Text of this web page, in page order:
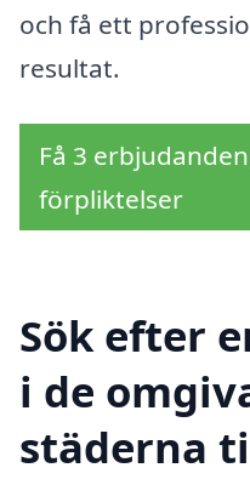
och få ett
resultat.
Få 3
förpliktelser
Sök efter
i de
städerna